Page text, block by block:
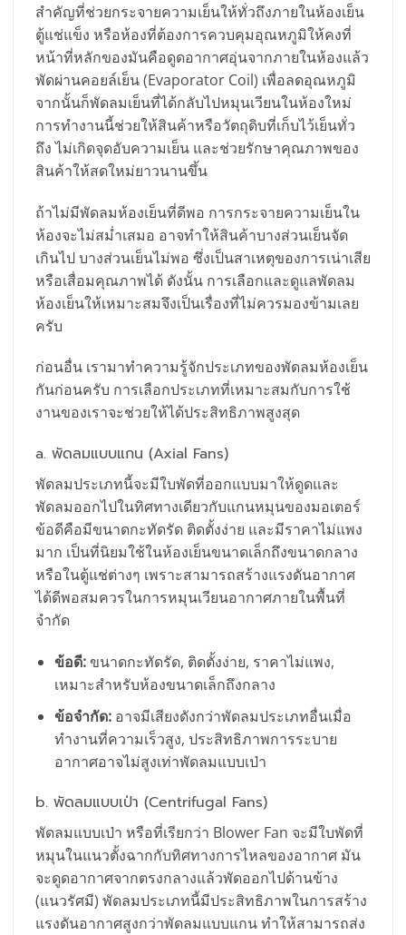
สำคัญที่ช่วยกระจายความเย็นให้ทั่วถึงภายในห้องเย็น
ตู้แช่แข็ง หรือห้องที่ต้องการควบคุมอุณหภูมิให้คงที่
หน้าที่หลักของมันคือดูดอากาศอุ่นจากภายในห้องแล้ว
พัดผ่านคอยล์เย็น (Evaporator Coil) เพื่อลดอุณหภูมิ
จากนั้นก็พัดลมเย็นที่ได้กลับไปหมุนเวียนในห้องใหม่
การทำงานนี้ช่วยให้สินค้าหรือวัตถุดิบที่เก็บไว้เย็นทั่ว
ถึง ไม่เกิดจุดอับความเย็น และช่วยรักษาคุณภาพของ
สินค้าให้สดใหม่ยาวนานขึ้น
ถ้าไม่มีพัดลมห้องเย็นที่ดีพอ การกระจายความเย็นใน
ห้องจะไม่สม่ำเสมอ อาจทำให้สินค้าบางส่วนเย็นจัด
เกินไป บางส่วนเย็นไม่พอ ซึ่งเป็นสาเหตุของการเน่าเสีย
หรือเสื่อมคุณภาพได้ ดังนั้น การเลือกและดูแลพัดลม
ห้องเย็นให้เหมาะสมจึงเป็นเรื่องที่ไม่ควรมองข้ามเลย
ครับ
ก่อนอื่น เรามาทำความรู้จักประเภทของพัดลมห้องเย็น
กันก่อนครับ การเลือกประเภทที่เหมาะสมกับการใช้
งานของเราจะช่วยให้ได้ประสิทธิภาพสูงสุด
a. พัดลมแบบแกน (Axial Fans)
พัดลมประเภทนี้จะมีใบพัดที่ออกแบบมาให้ดูดและ
พัดลมออกไปในทิศทางเดียวกับแกนหมุนของมอเตอร์
ข้อดีคือมีขนาดกะทัดรัด ติดตั้งง่าย และมีราคาไม่แพง
มาก เป็นที่นิยมใช้ในห้องเย็นขนาดเล็กถึงขนาดกลาง
หรือในตู้แช่ต่างๆ เพราะสามารถสร้างแรงดันอากาศ
ได้ดีพอสมควรในการหมุนเวียนอากาศภายในพื้นที่
จำกัด
ข้อดี:ขนาดกะทัดรัด, ติดตั้งง่าย, ราคาไม่แพง,
เหมาะสำหรับห้องขนาดเล็กถึงกลาง
ข้อจำกัด:อาจมีเสียงดังกว่าพัดลมประเภทอื่นเมื่อ
ทำงานที่ความเร็วสูง, ประสิทธิภาพการระบาย
อากาศอาจไม่สูงเท่าพัดลมแบบเป่า
b. พัดลมแบบเป่า (Centrifugal Fans)
พัดลมแบบเป่า หรือที่เรียกว่า Blower Fan จะมีใบพัดที่
หมุนในแนวตั้งฉากกับทิศทางการไหลของอากาศ มัน
จะดูดอากาศจากตรงกลางแล้วพัดออกไปด้านข้าง
(แนวรัศมี) พัดลมประเภทนี้มีประสิทธิภาพในการสร้าง
แรงดันอากาศสูงกว่าพัดลมแบบแกน ทำให้สามารถส่ง